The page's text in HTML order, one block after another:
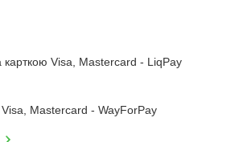
Visa, Mastercard - LiqPay
Mastercard - WayForPay